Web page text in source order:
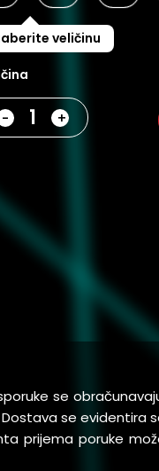
veličinu
- +
se
se evidentira
prijema poruke